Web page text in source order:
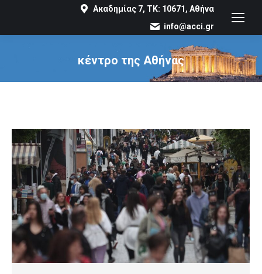
Ακαδημίας 7, ΤΚ: 10671, Αθήνα
info@acci.gr
κέντρο της Αθήνας
You are here: